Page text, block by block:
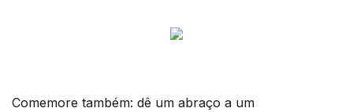
Comemore também: dê um abraço a um